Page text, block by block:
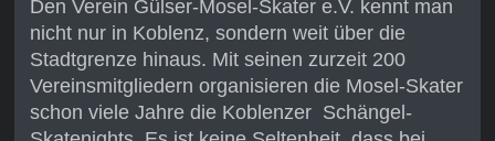
Den Verein Gülser-Mosel-Skater e.V. kennt man
nicht nur in Koblenz, sondern weit über die
Stadtgrenze hinaus. Mit seinen zurzeit 200
Vereinsmitgliedern organisieren die Mosel-Skater
schon viele Jahre die Koblenzer Schängel-